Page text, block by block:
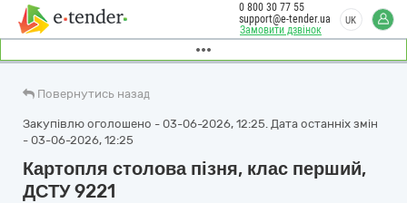
Замовити дзвінок
0 800 30 77 55
support@e-tender.ua
UK
Повернутись назад
Закупівлю оголошено - 03-06-2026, 12:25. Дата останніх змін
- 03-06-2026, 12:25
Картопля столова пізня, клас перший,
ДСТУ 9221